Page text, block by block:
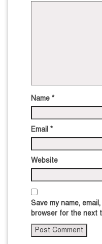
Name *
Email *
Website
Save my name,
browser for the next